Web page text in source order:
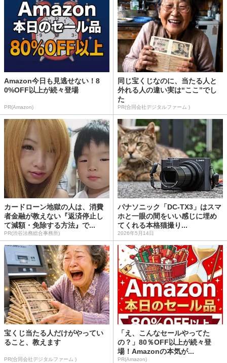
Amazon今日も見逃せない！8
0%OFF以上が続々登場
PR(Amazon)
同じ宝くじなのに、当たる人と
外れる人の違い実は“ここ”でし
た
PR(合同会社デジタルファーム )
カードローン地獄の人は、消費
者金融が教えない『返済停止し
て減額・免除する方法』で...
PR(渋谷法務総合事務所)
パナソニック「DC-TX3」はスマ
ホと一眼の間をいい感じに埋め
てくれる本格猫撮り...
2026年5月14日
宝くじ当たる人だけがやってい
ること、教えます
PR(合同会社デジタルファーム )
「え、こんなセールやってた
の？」80％OFF以上が続々登
場！Amazonの本気が...
PR(Amazon)